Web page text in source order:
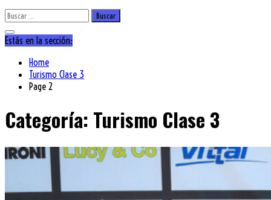
Buscar:
Estás en la sección:
Home
Turismo Clase 3
Page 2
Categoría: Turismo Clase 3